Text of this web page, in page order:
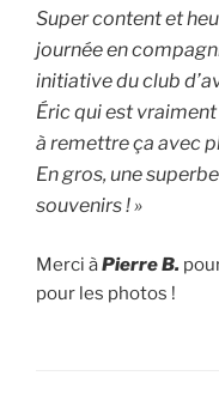
Super content et
journée en
initiative du club
Éric qui est
à remettre ça avec
En gros, une
souvenirs ! »
Merci àPierre B.
pour les photos !